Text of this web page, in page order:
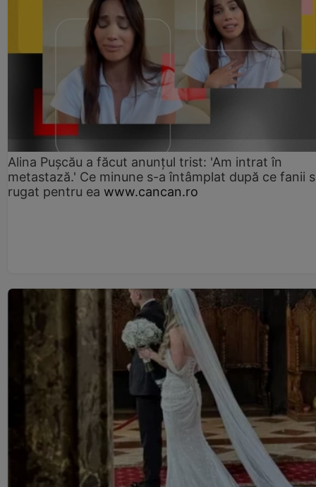
Alina Pușcău a făcut anunțul trist: 'Am intrat în
metastază.' Ce minune s-a întâmplat după ce fanii
rugat pentru ea www.cancan.ro